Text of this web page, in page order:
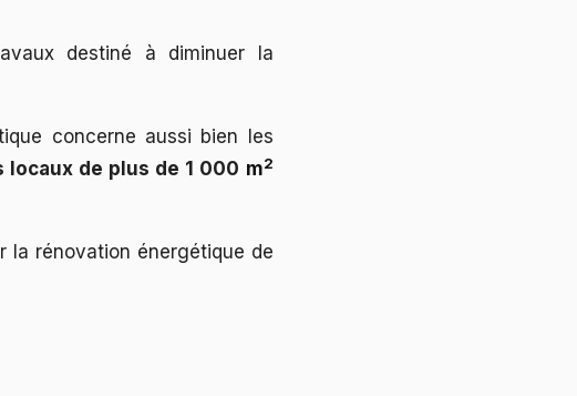
destiné à diminuer la
concerne aussi bien les
locaux de plus de 1 000 m2
la rénovation énergétique de